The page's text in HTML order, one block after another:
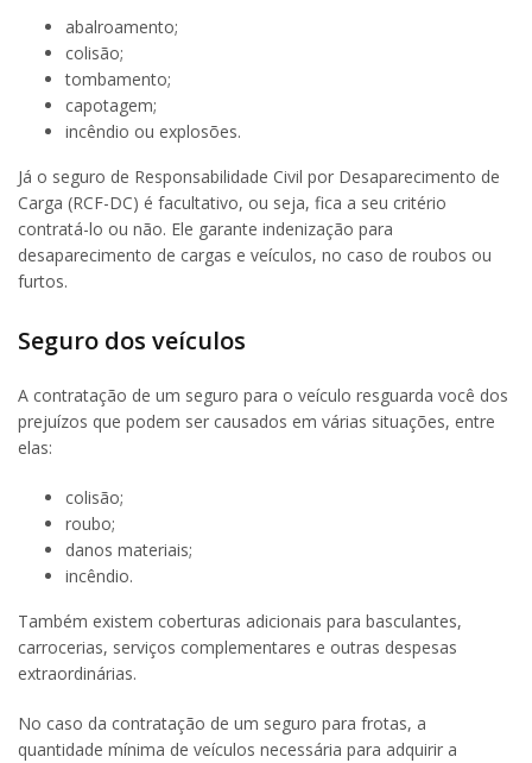
abalroamento;
colisão;
tombamento;
capotagem;
incêndio ou explosões.
Já o seguro de Responsabilidade Civil por Desaparecimento de
Carga (RCF-DC) é facultativo, ou seja, fica a seu critério
contratá-lo ou não. Ele garante indenização para
desaparecimento de cargas e veículos, no caso de roubos ou
furtos.
Seguro dos veículos
A contratação de um seguro para o veículo resguarda você dos
prejuízos que podem ser causados em várias situações, entre
elas:
colisão;
roubo;
danos materiais;
incêndio.
Também existem coberturas adicionais para basculantes,
carrocerias, serviços complementares e outras despesas
extraordinárias.
No caso da contratação de um seguro para frotas, a
quantidade mínima de veículos necessária para adquirir a